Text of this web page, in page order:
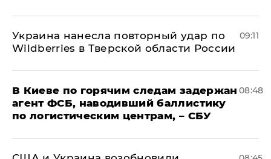
Украина нанесла повторный удар по
Wildberries в Тверской области России
09:11
В Киеве по горячим следам задержан
агент ФСБ, наводивший баллистику
по логистическим центрам, – СБУ
08:48